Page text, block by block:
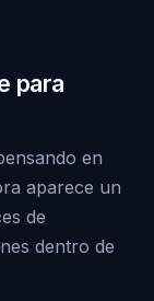
para
en
aparece un
de
dentro de